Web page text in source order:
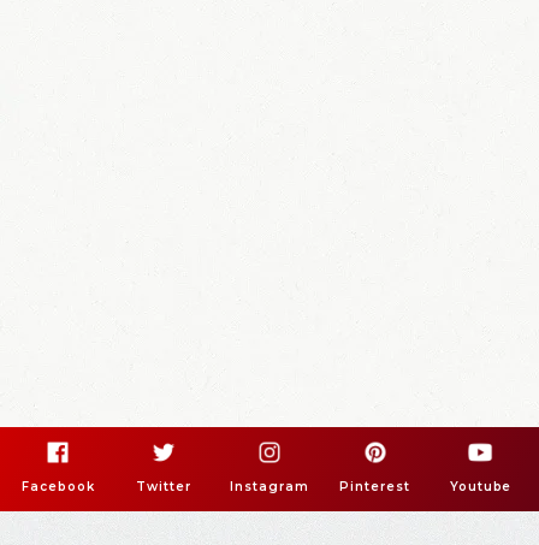
Facebook Twitter Instagram Pinterest Youtube